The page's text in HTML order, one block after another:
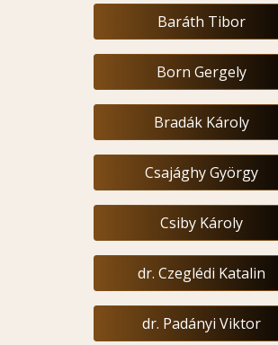
Baráth Tibor
Born Gergely
Bradák Károly
Csajághy György
Csiby Károly
dr. Czeglédi Katalin
dr. Padányi Viktor